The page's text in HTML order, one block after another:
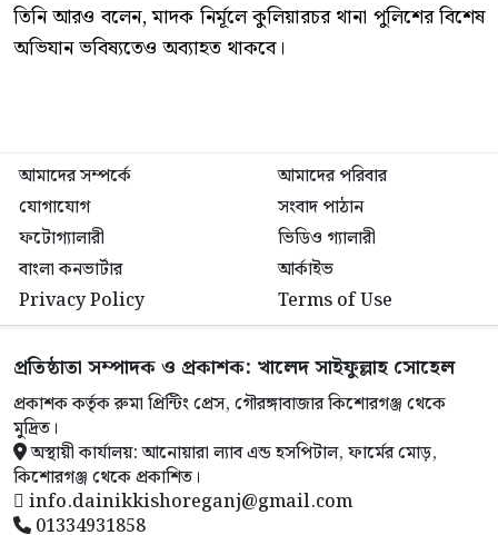
তিনি আরও বলেন, মাদক নির্মূলে কুলিয়ারচর থানা পুলিশের বিশেষ
অভিযান ভবিষ্যতেও অব্যাহত থাকবে।
আমাদের সম্পর্কে
আমাদের পরিবার
যোগাযোগ
সংবাদ পাঠান
ফটোগ্যালারী
ভিডিও গ্যালারী
বাংলা কনভার্টার
আর্কাইভ
Privacy Policy
Terms of Use
প্রতিষ্ঠাতা সম্পাদক ও প্রকাশক: খালেদ সাইফুল্লাহ সোহেল
প্রকাশক কর্তৃক রুমা প্রিন্টিং প্রেস, গৌরঙ্গাবাজার কিশোরগঞ্জ থেকে
মুদ্রিত।
অস্থায়ী কার্যালয়: আনোয়ারা ল্যাব এন্ড হসপিটাল, ফার্মের মোড়,
কিশোরগঞ্জ থেকে প্রকাশিত।
info.dainikkishoreganj@gmail.com
01334931858